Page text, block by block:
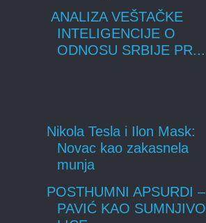
ANALIZA VEŠTAČKE
INTELIGENCIJE O
ODNOSU SRBIJE PR...
Nikola Tesla i Ilon Mask:
Novac kao zakasnela
munja
POSTHUMNI APSURDI –
PAVIĆ KAO SUMNJIVO